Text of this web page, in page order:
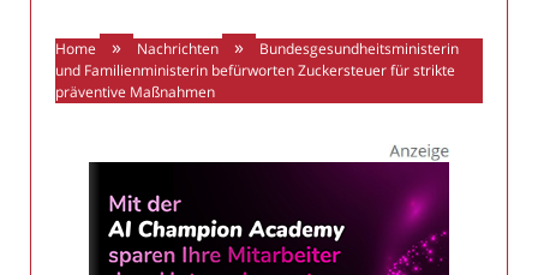
Home » Nachrichten »
Bundesgesundheitsministerin
und Familienministerin befürworten Zuckersteuer für strikte
präventive Maßnahmen